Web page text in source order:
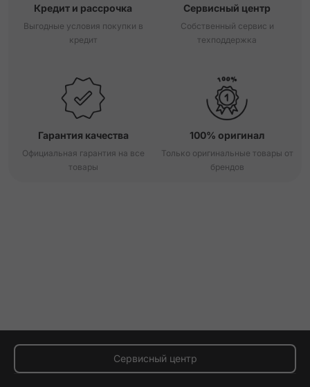
Кредит и рассрочка
Выгодные условия покупки в
кредит
Сервисный центр
Собственный сервис и
техподдержка
Гарантия качества
Официальная гарантия на все
товары
100% оригинал
Только оригинальные товары от
брендов
Сервисный центр